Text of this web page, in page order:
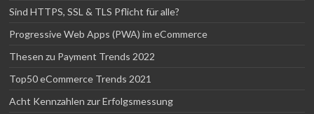
Sind HTTPS, SSL & TLS Pflicht für alle?
Progressive Web Apps (PWA) im eCommerce
Thesen zu Payment Trends 2022
Top50 eCommerce Trends 2021
Acht Kennzahlen zur Erfolgsmessung